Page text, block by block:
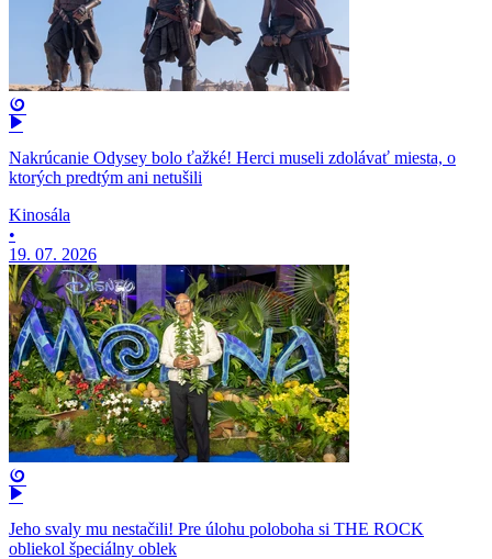
Nakrúcanie Odysey bolo ťažké! Herci museli zdolávať miesta, o
ktorých predtým ani netušili
Kinosála
•
19. 07. 2026
Jeho svaly mu nestačili! Pre úlohu poloboha si THE ROCK
obliekol špeciálny oblek